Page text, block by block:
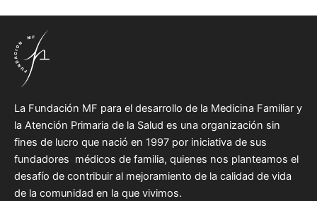
La Fundación MF para el desarrollo de la Medicina Familiar y
la Atención Primaria de la Salud es una organización sin
fines de lucro que nació en 1997 por iniciativa de sus
fundadores médicos de familia, quienes nos planteamos el
desafío de contribuir al mejoramiento de la calidad de vida
de la comunidad en la que vivimos.